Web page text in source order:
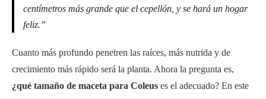
centímetros más grande que el cepellón, y se hará un hogar
feliz.”
Cuanto más profundo penetren las raíces, más nutrida y de
crecimiento más rápido será la planta. Ahora la pregunta es,
¿qué tamaño de maceta para Coleus es el adecuado? En este